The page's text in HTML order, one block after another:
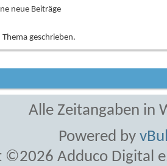
neue Beiträge
geschrieben.
Alle Zeitangaben in
Powered by
©2026 Adduco Digital